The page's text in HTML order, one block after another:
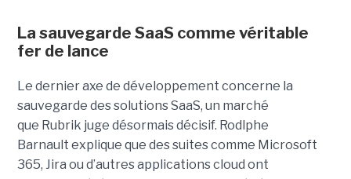
La sauvegarde SaaS comme véritable
fer de lance
Le dernier axe de développement concerne la
sauvegarde des solutions SaaS, un marché
que Rubrik juge désormais décisif. Rodlphe
Barnault explique que des suites comme Microsoft
365, Jira ou d’autres applications cloud ont